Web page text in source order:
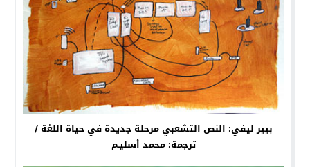
بيير ليفي: النص التشعبي مرحلة جديدة في حياة اللغة /
ترجمة: محمد أسليـم